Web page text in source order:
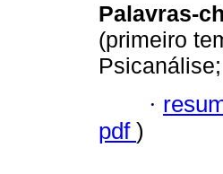
Palavras-
(primeiro
·
pdf )